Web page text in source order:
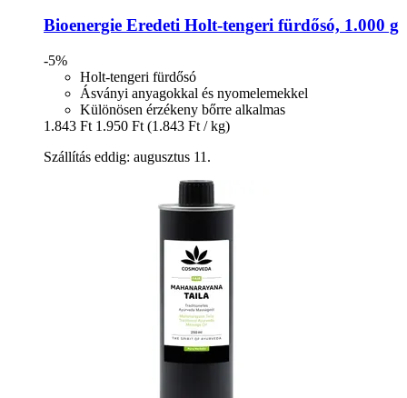
Bioenergie Eredeti Holt-​tengeri fürdősó, 1.000 g
-5%
Holt-tengeri fürdősó
Ásványi anyagokkal és nyomelemekkel
Különösen érzékeny bőrre alkalmas
1.843 Ft 1.950 Ft (1.843 Ft / kg)
Szállítás eddig: augusztus 11.